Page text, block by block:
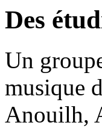
Des
Un
musique
Anouilh,